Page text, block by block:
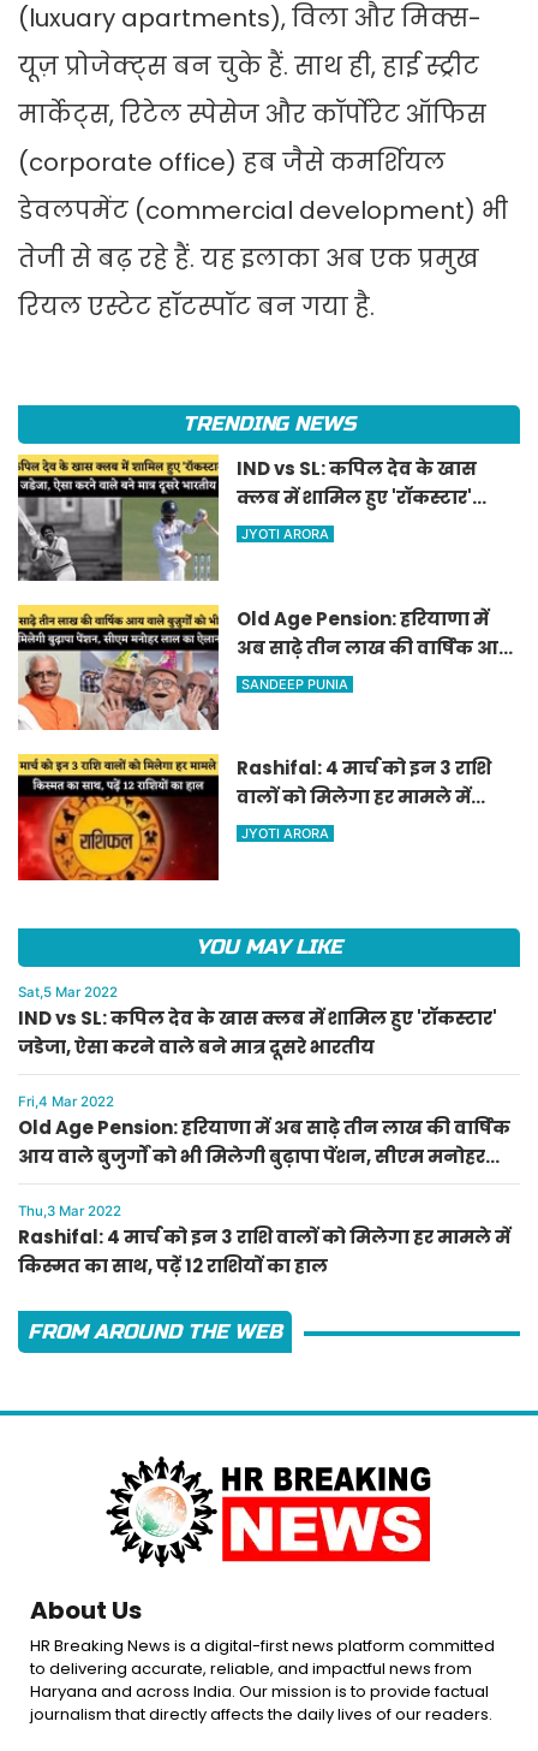
(luxuary apartments), विला और मिक्स-
यूज़ प्रोजेक्ट्स बन चुके हैं. साथ ही, हाई स्ट्रीट
मार्केट्स, रिटेल स्पेसेज और कॉर्पोरेट ऑफिस
(corporate office) हब जैसे कमर्शियल
डेवलपमेंट (commercial development) भी
तेजी से बढ़ रहे हैं. यह इलाका अब एक प्रमुख
रियल एस्टेट हॉटस्पॉट बन गया है.
TRENDING NEWS
IND vs SL: कपिल देव के खास
क्लब में शामिल हुए 'रॉकस्टार'
जडेजा, ऐसा करने वाले बने मात्र
JYOTI ARORA
Old Age Pension: हरियाणा में
अब साढ़े तीन लाख की वार्षिक आय
वाले बुजुर्गों को भी मिलेगी बुढ़ापा
SANDEEP PUNIA
Rashifal: 4 मार्च को इन 3 राशि
वालों को मिलेगा हर मामले में
किस्मत का साथ, पढ़ें 12 राशियों का
JYOTI ARORA
YOU MAY LIKE
Sat,5 Mar 2022
IND vs SL: कपिल देव के खास क्लब में शामिल हुए 'रॉकस्टार'
जडेजा, ऐसा करने वाले बने मात्र दूसरे भारतीय
Fri,4 Mar 2022
Old Age Pension: हरियाणा में अब साढ़े तीन लाख की वार्षिक
आय वाले बुजुर्गों को भी मिलेगी बुढ़ापा पेंशन, सीएम मनोहर
लाल का ऐलान
Thu,3 Mar 2022
Rashifal: 4 मार्च को इन 3 राशि वालों को मिलेगा हर मामले में
किस्मत का साथ, पढ़ें 12 राशियों का हाल
FROM AROUND THE WEB
About Us
HR Breaking News is a digital-first news platform committed
to delivering accurate, reliable, and impactful news from
Haryana and across India. Our mission is to provide factual
journalism that directly affects the daily lives of our readers.